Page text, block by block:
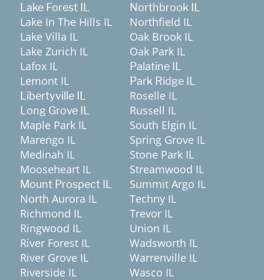
Lake Forest IL
Lake In The Hills IL
Lake Villa IL
Lake Zurich IL
Lafox IL
Lemont IL
Libertyville IL
Long Grove IL
Maple Park IL
Marengo IL
Medinah IL
Mooseheart IL
Mount Prospect IL
North Aurora IL
Richmond IL
Ringwood IL
River Forest IL
River Grove IL
Riverside IL
Northbrook IL
Northfield IL
Oak Brook IL
Oak Park IL
Palatine IL
Park Ridge IL
Roselle IL
Russell IL
South Elgin IL
Spring Grove IL
Stone Park IL
Streamwood IL
Summit Argo IL
Techny IL
Trevor IL
Union IL
Wadsworth IL
Warrenville IL
Wasco IL